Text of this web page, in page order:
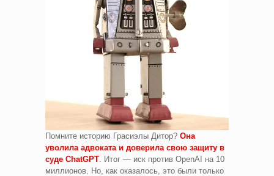
Помните историю Грасиэлы Дитор? Она
уволила адвоката и доверила свою защиту в
суде ChatGPT . Итог — иск против OpenAI на 10
миллионов. Но, как оказалось, это были только